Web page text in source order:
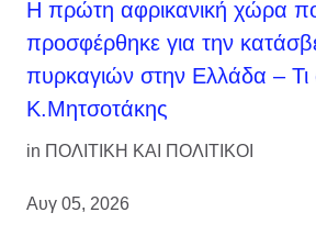
Η πρώτη αφρικανική χώρα
προσφέρθηκε για την
πυρκαγιών στην Ελλάδα –
Κ.Μητσοτάκης
in ΠΟΛΙΤΙΚΗ ΚΑΙ ΠΟΛΙΤΙΚΟΙ
Αυγ 05, 2026